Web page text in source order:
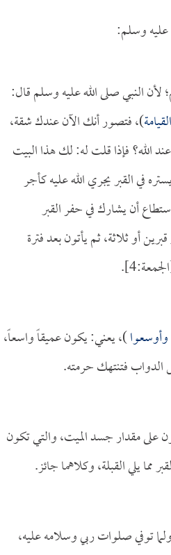
عليه وسلم:
لأن النبي صلى الله عليه وسلم قال:
)، فتصور أنك الآن عندك شقة،
فإذا قلت له: لك هذا البيت
في القبر يجري الله عليه كأجر
أن يشارك في حفر القبر
أو ثلاثة، ثم يأتون بعد فترة
وأوسعوا)، يعني: يكون عميقاً واسعاً،
فتنتهك حرمته.
على مقدار جسد الميت، والتي تكون
يلي القبلة، وكلاهما جائز.
توفي صلوات ربي وسلامه عليه،